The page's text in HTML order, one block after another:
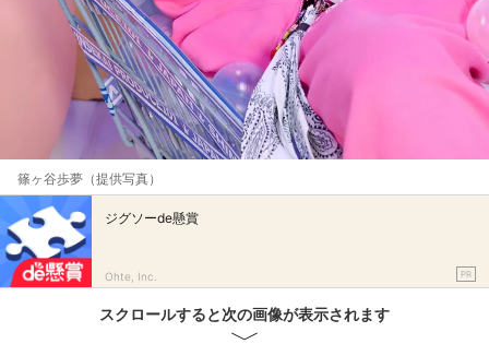
篠ヶ谷歩夢（提供写真）
ジグソーde懸賞
Ohte, Inc. PR
スクロールすると次の画像が表示されます